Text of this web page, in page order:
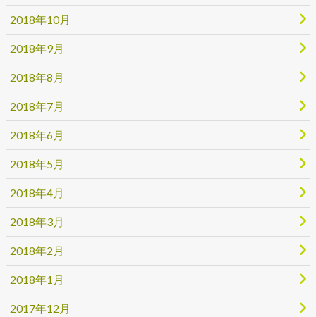
2018年10月
2018年9月
2018年8月
2018年7月
2018年6月
2018年5月
2018年4月
2018年3月
2018年2月
2018年1月
2017年12月